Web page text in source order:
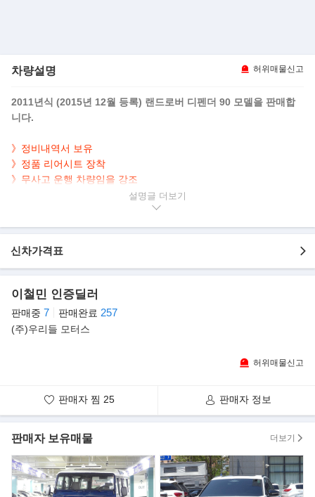
차량설명 허위매물신고
2011년식 (2015년 12월 등록) 랜드로버 디펜더 90 모델을 판매합
니다.
》정비내역서 보유
》정품 리어시트 장착
》무사고 운행 차량임을 강조
》2.4 푸마 순정 랜턴 장착 모델
》나파가죽 시트/리스토어 완료 차량임을 강조
》소장가치 높은, 클래식 디자인 2.4L 디젤 정통 오프로더
▶본 차량상태..
- 무사고 운행
- 101,000km 실주행
- 순백의 화이트 바디
- 2.4L 디젤 정통 오프로더
영국 랜드로버사에서 생산되는 차량중 유일한 리벳/알루미늄
디펜더 모델은 수동생산라인만 가지고 있어 현재 나오는 모델도 모
두 수동모델만 생산하고
있습니다. 일부 모델에만 오토미션이 장착되었으며 그 희소성이 매
우 높은 모델입니다. 때문에 현재
설명글
신차가격표
이철민 인증딜러
판매중 7 판매완료 257
(주)우리들 모터스
허위매물신고
판매자 찜 25 판매자 정보
판매자 보유매물 더보기